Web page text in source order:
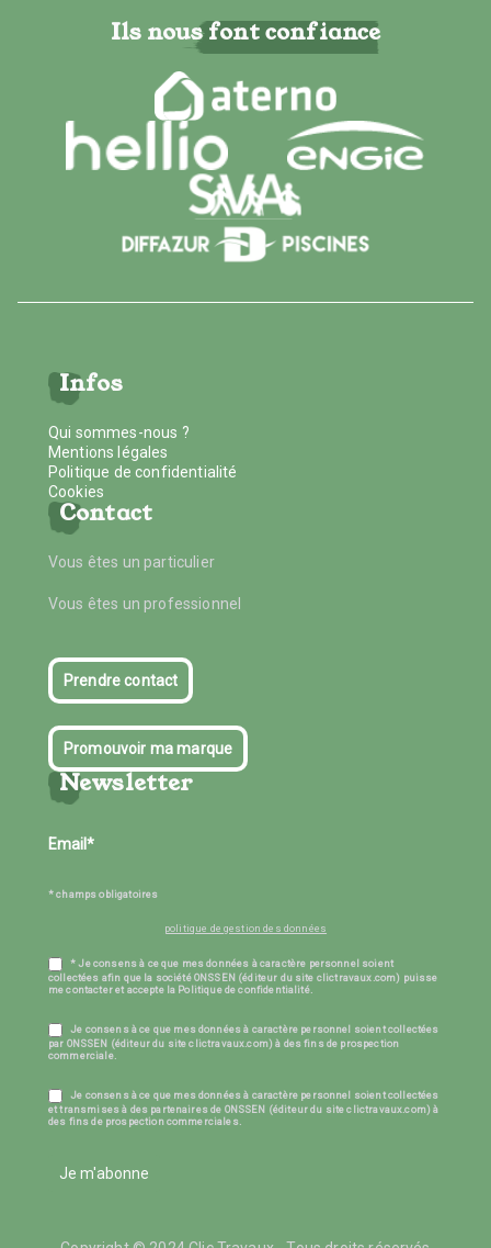
Ils nous font confiance
Infos
Qui sommes-nous ?
Mentions légales
Politique de confidentialité
Cookies
Contact
Vous êtes un particulier
Vous êtes un professionnel
Prendre contact
Promouvoir ma marque
Newsletter
* champs obligatoires
politique de gestion des données
* Je consens à ce que mes données à caractère personnel soient
collectées afin que la société ONSSEN (éditeur du site clictravaux.com) puisse
me contacter et accepte la Politique de confidentialité.
Je consens à ce que mes données à caractère personnel soient collectées
par ONSSEN (éditeur du site clictravaux.com) à des fins de prospection
commerciale.
Je consens à ce que mes données à caractère personnel soient collectées
et transmises à des partenaires de ONSSEN (éditeur du site clictravaux.com) à
des fins de prospection commerciales.
Je m'abonne